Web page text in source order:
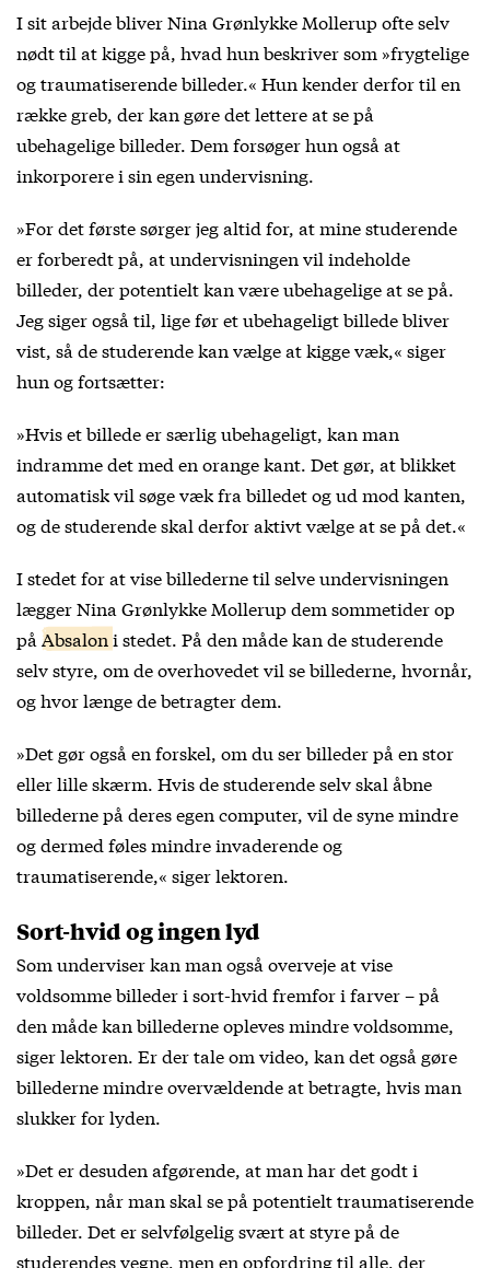
I sit arbejde bliver Nina Grønlykke Mollerup ofte selv
nødt til at kigge på, hvad hun beskriver som »frygtelige
og traumatiserende billeder.« Hun kender derfor til en
række greb, der kan gøre det lettere at se på
ubehagelige billeder. Dem forsøger hun også at
inkorporere i sin egen undervisning.
»For det første sørger jeg altid for, at mine studerende
er forberedt på, at undervisningen vil indeholde
billeder, der potentielt kan være ubehagelige at se på.
Jeg siger også til, lige før et ubehageligt billede bliver
vist, så de studerende kan vælge at kigge væk,« siger
hun og fortsætter:
»Hvis et billede er særlig ubehageligt, kan man
indramme det med en orange kant. Det gør, at blikket
automatisk vil søge væk fra billedet og ud mod kanten,
og de studerende skal derfor aktivt vælge at se på det.­«
I stedet for at vise billederne til selve undervisningen
lægger Nina Grønlykke Mollerup dem sommetider op
på Absalon i stedet. På den måde kan de studerende
selv styre, om de overhovedet vil se billederne, hvornår,
og hvor længe de betragter dem.
»Det gør også en forskel, om du ser billeder på en stor
eller lille skærm. Hvis de studerende selv skal åbne
billederne på deres egen computer, vil de syne mindre
og dermed føles mindre invaderende og
traumatiserende,« siger lektoren.
Sort-hvid og ingen lyd
Som underviser kan man også overveje at vise
voldsomme billeder i sort-hvid fremfor i farver – på
den måde kan billederne opleves mindre voldsomme,
siger lektoren. Er der tale om video, kan det også gøre
billederne mindre overvældende at betragte, hvis man
slukker for lyden.
»Det er desuden afgørende, at man har det godt i
kroppen, når man skal se på potentielt traumatiserende
billeder. Det er selvfølgelig svært at styre på de
studerendes vegne, men en opfordring til alle, der